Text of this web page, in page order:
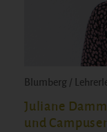
Blumberg /
Juliane
und